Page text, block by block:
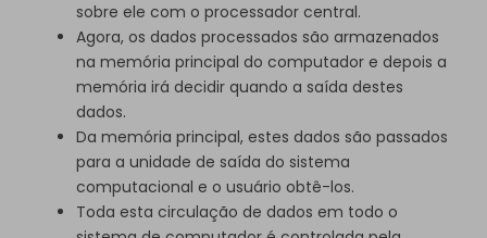
sobre ele com o processador central.
Agora, os dados processados são armazenados
na memória principal do computador e depois a
memória irá decidir quando a saída destes
dados.
Da memória principal, estes dados são passados
para a unidade de saída do sistema
computacional e o usuário obtê-los.
Toda esta circulação de dados em todo o